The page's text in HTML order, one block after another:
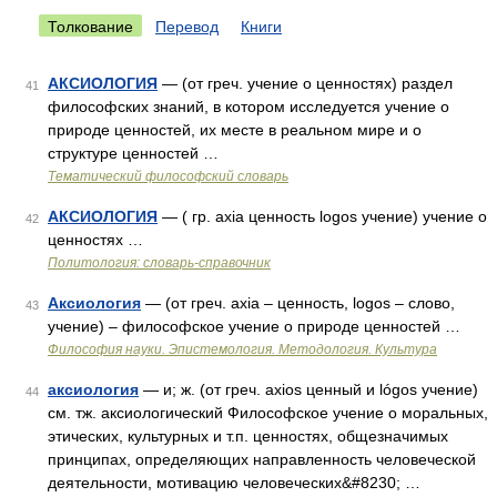
Толкование Перевод Книги
41 АКСИОЛОГИЯ — (от греч. учение о ценностях) раздел
философских знаний, в котором исследуется учение о
природе ценностей, их месте в реальном мире и о
структуре ценностей …
Тематический философский словарь
42 АКСИОЛОГИЯ — ( гр. axia ценность logos учение) учение о
ценностях …
Политология: словарь-справочник
43 Аксиология — (от греч. axia – ценность, logos – слово,
учение) – философское учение о природе ценностей …
Философия науки. Эпистемология. Методология. Культура
44 аксиология — и; ж. (от греч. axios ценный и lógos учение)
см. тж. аксиологический Философское учение о моральных,
этических, культурных и т.п. ценностях, общезначимых
принципах, определяющих направленность человеческой
деятельности, мотивацию человеческих&#8230; …